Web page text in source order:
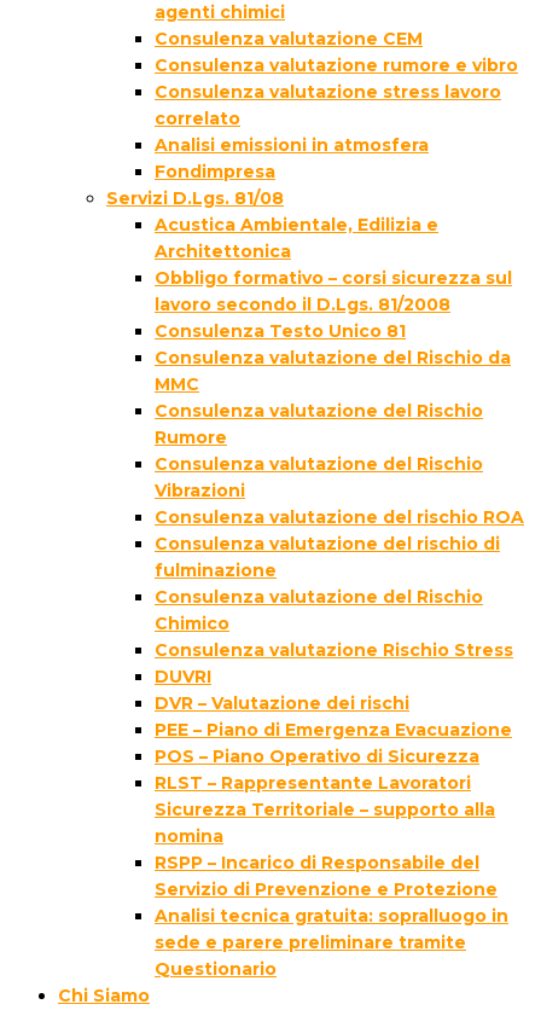
agenti chimici
Consulenza valutazione CEM
Consulenza valutazione rumore e vibro
Consulenza valutazione stress lavoro
correlato
Analisi emissioni in atmosfera
Fondimpresa
Servizi D.Lgs. 81/08
Acustica Ambientale, Edilizia e
Architettonica
Obbligo formativo – corsi sicurezza sul
lavoro secondo il D.Lgs. 81/2008
Consulenza Testo Unico 81
Consulenza valutazione del Rischio da
MMC
Consulenza valutazione del Rischio
Rumore
Consulenza valutazione del Rischio
Vibrazioni
Consulenza valutazione del rischio ROA
Consulenza valutazione del rischio di
fulminazione
Consulenza valutazione del Rischio
Chimico
Consulenza valutazione Rischio Stress
DUVRI
DVR – Valutazione dei rischi
PEE – Piano di Emergenza Evacuazione
POS – Piano Operativo di Sicurezza
RLST – Rappresentante Lavoratori
Sicurezza Territoriale – supporto alla
nomina
RSPP – Incarico di Responsabile del
Servizio di Prevenzione e Protezione
Analisi tecnica gratuita: sopralluogo in
sede e parere preliminare tramite
Questionario
Chi Siamo